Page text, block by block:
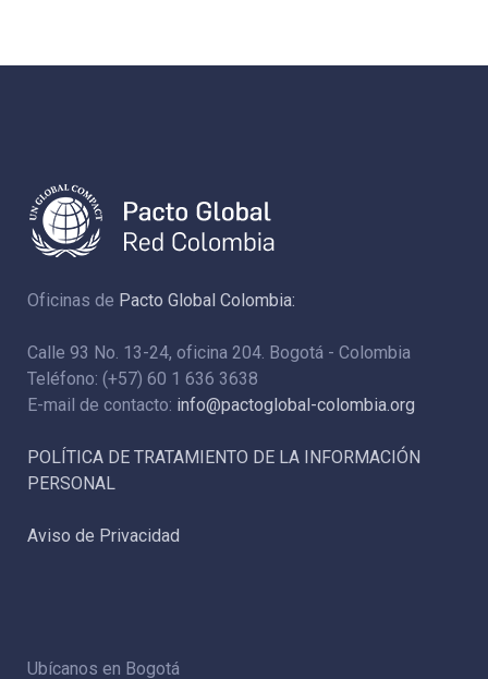
Oficinas de Pacto Global Colombia:
Calle 93 No. 13-24, oficina 204. Bogotá - Colombia
Teléfono: (+57) 60 1 636 3638
E-mail de contacto: info@pactoglobal-colombia.org
POLÍTICA DE TRATAMIENTO DE LA INFORMACIÓN
PERSONAL
Aviso de Privacidad
Ubícanos en Bogotá